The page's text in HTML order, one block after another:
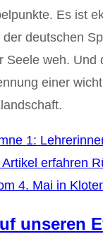
Es ist
deutschen
Seele weh. Und
einer
1:
unseren